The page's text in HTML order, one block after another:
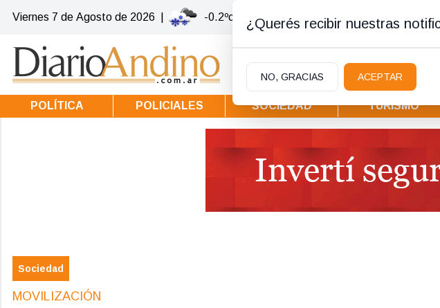
Viernes 7 de Agosto de 2026 -0.2ºc | Villa la Angostura
POLÍTICA POLICIALES SOCIEDAD TURISMO
Sociedad
MOVILIZACIÓN
¿Querés recibir nuestras
NO, GRACIAS ACEPTAR